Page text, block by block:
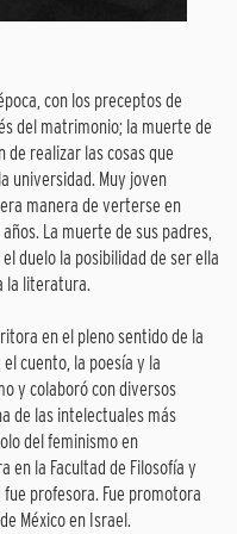
con los preceptos de
del matrimonio; la muerte de
de realizar las cosas que
universidad. Muy joven
manera de verterse en
La muerte de sus padres,
duelo la posibilidad de ser ella
la literatura.
en el pleno sentido de la
cuento, la poesía y la
y colaboró con diversos
de las intelectuales más
del feminismo en
en la Facultad de Filosofía y
profesora. Fue promotora
México en Israel.